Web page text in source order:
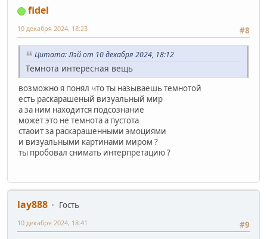
fidel
#8
10 декабря 2024, 18:23
Цитата: Лэй от 10 декабря 2024, 18:12
Темнота интересная вещь
возможно я понял что ты называешь темнотой
есть раскарашеный визуальный мир
а за ним находится подсознание
может это не темнота а пустота
стаоит за раскарашенными эмоциями
и визуальными картинами миром ?
ты пробовал снимать интерпретацию ?
lay888
Гость
#9
10 декабря 2024, 18:41